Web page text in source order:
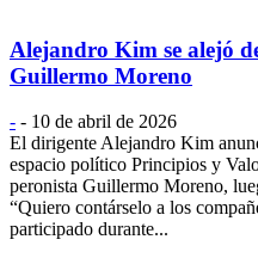
Alejandro Kim se alejó
Guillermo Moreno
- - 10 de abril de 2026
El dirigente Alejandro Kim
espacio político Principios y
peronista Guillermo Moreno,
“Quiero contárselo a los
participado durante...